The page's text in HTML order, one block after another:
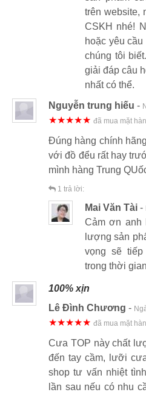
trên website,
CSKH nhé!
hoặc yêu
chúng tôi
giải đáp câu
nhất có thể.
Nguyễn trung hiếu -
★★★★★ đã mua mặt
Đúng hàng chính
với đồ đểu rất hay
mình hàng Trung
1 trả lời:
Mai Văn Tài -
Cảm ơn anh
lượng sản
vọng sẽ
trong thời
100% xịn
Lê Đình Chương -
★★★★★ đã mua mặt
Cưa TOP này chất
đến tay cầm, lưỡi
shop tư vấn nhiệt
lần sau nếu có nhu